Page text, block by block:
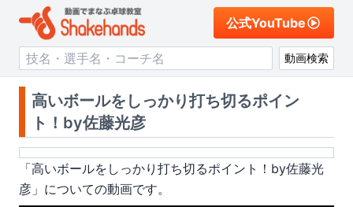
公式YouTube
動画検索
高いボールをしっかり打ち切るポイン
ト！by佐藤光彦
「高いボールをしっかり打ち切るポイント！by佐藤光
彦 」についての動画です。